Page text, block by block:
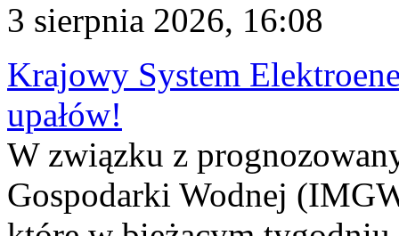
3 sierpnia 2026, 16:08
Krajowy System
upałów!
W związku z
Gospodarki Wodnej